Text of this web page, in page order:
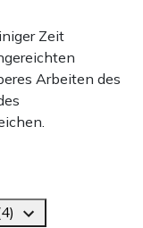
Zeit
Arbeiten des